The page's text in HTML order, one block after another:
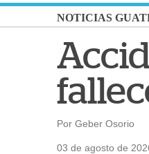
NOTICIAS
Por Geber Osorio
03 de agosto de